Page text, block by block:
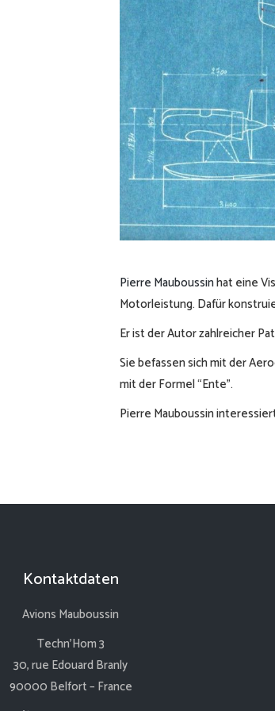
Pierre Mauboussinhat eine
Motorleistung. Dafür
Er ist der Autor zahlreicher
Sie befassen sich mit der
mit der Formel “Ente”.
Pierre Mauboussin
Kontaktdaten
Avions Mauboussin
Techn’Hom 3
30, rue Edouard Branly
90000 Belfort – France